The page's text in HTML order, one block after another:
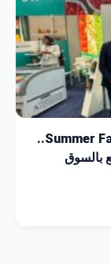
افتتاح الجناح المصري في معرض Summer Fancy Food..
بالسوق